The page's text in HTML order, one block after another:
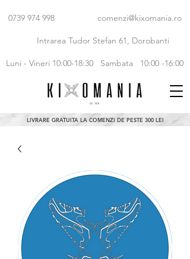
LIVRARE GRATUITA LA COMENZI DE PESTE 300 LEI
0739 974 998 comenzi@kixomania.ro
Intrarea Tudor Stefan 61, Dorobanti
Luni - Vineri 10:00-18:30 Sambata 10:00 -16:00